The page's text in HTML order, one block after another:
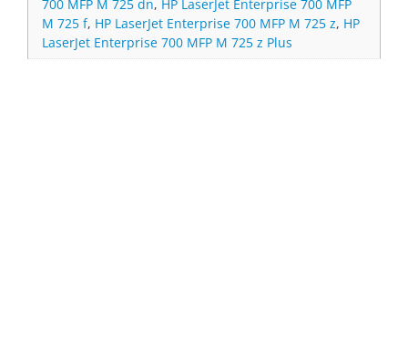
700 MFP M 725 dn, HP LaserJet Enterprise 700 MFP
M 725 f, HP LaserJet Enterprise 700 MFP M 725 z, HP
LaserJet Enterprise 700 MFP M 725 z Plus